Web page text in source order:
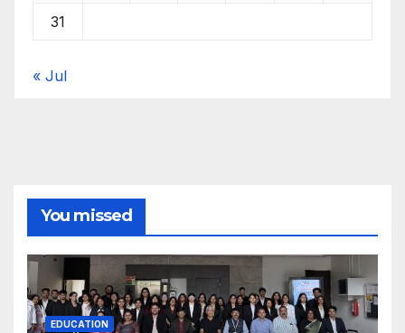
31
« Jul
You missed
EDUCATION